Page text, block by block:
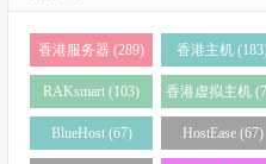
香港服务器 (289) 香港主机
RAKsmart (103) 香港虚拟主机
BlueHost (67) HostEase (67)